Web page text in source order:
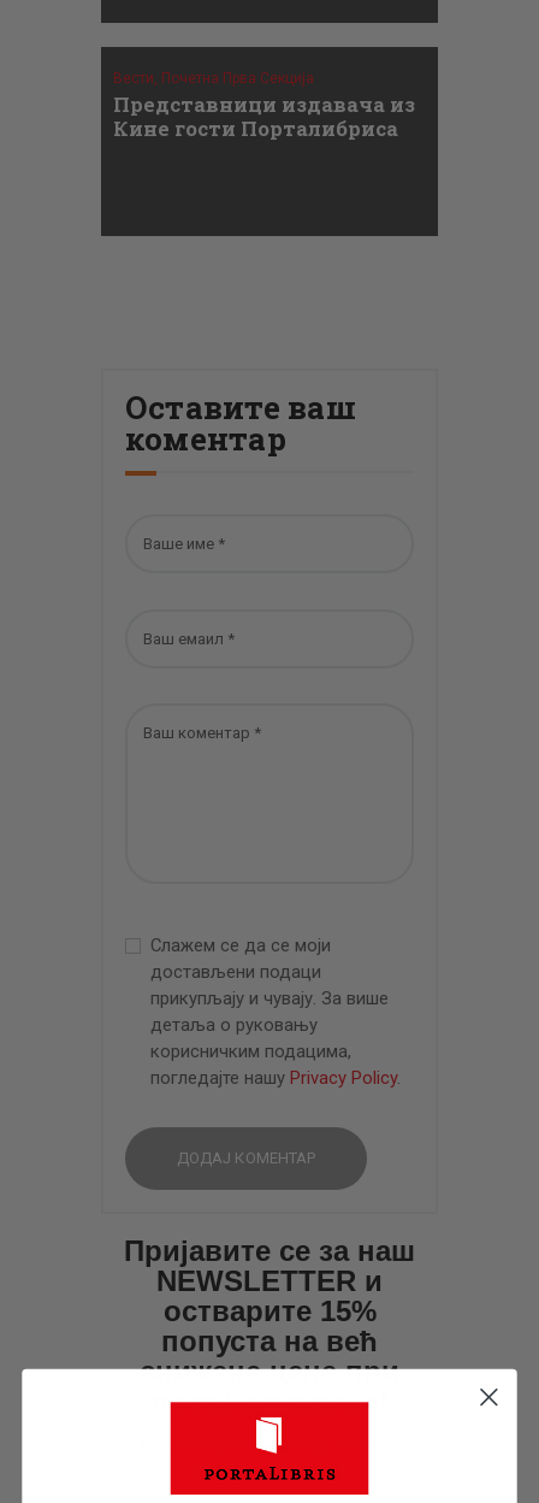
Вести, Почетна Прва Секција
Представници издавача из
Кине гости Порталибриса
Оставите ваш
коментар
Слажем се да се моји
достављени подаци
прикупљају и чувају. За више
детаља о руковању
корисничким подацима,
погледајте нашу Privacy Policy.
Пријавите се за наш
NEWSLETTER и
остварите 15%
попуста на већ
снижене цене при
првој куповини!
Купон не важи за књиге које су већ на
специјалним акцијама